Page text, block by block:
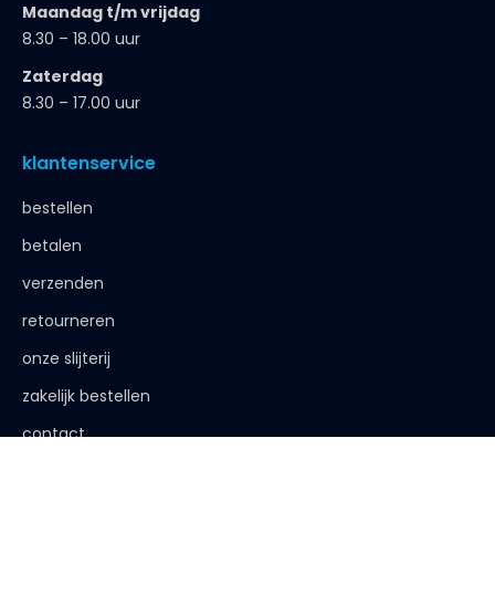
Maandag t/m vrijdag
8.30 – 18.00 uur
Zaterdag
8.30 – 17.00 uur
klantenservice
bestellen
betalen
verzenden
retourneren
onze slijterij
zakelijk bestellen
contact